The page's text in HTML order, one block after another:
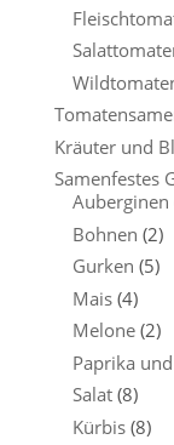
Kräuter und
Samenfestes
Auberginen
Bohnen (2)
Gurken (5)
Mais (4)
Melone (2)
Paprika
Salat (8)
Kürbis (8)